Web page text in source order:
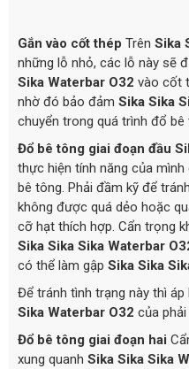
Gắn vào cốt thép Trên Sika
những lỗ nhỏ, các lỗ này sẽ
Sika Waterbar O32 vào cốt
nhờ đó bảo đảm Sika Sika
chuyển trong quá trình đổ
Đổ bê tông giai đoạn đầu
thực hiện tính năng của
bê tông. Phải đầm kỹ để
không được quá dẻo hoặc
cỡ hạt thích hợp. Cẩn trọng
Sika Sika Sika Waterbar
có thể làm gập Sika Sika
Để tránh tình trạng này thì
Sika Waterbar O32 của
Đổ bê tông giai đoạn hai
xung quanh Sika Sika Sika